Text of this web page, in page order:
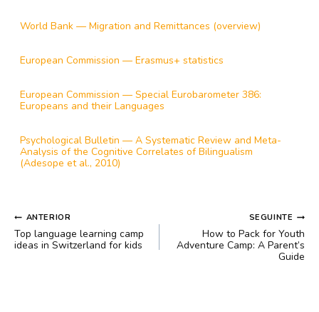
World Bank — Migration and Remittances (overview)
European Commission — Erasmus+ statistics
European Commission — Special Eurobarometer 386:
Europeans and their Languages
Psychological Bulletin — A Systematic Review and Meta-
Analysis of the Cognitive Correlates of Bilingualism
(Adesope et al., 2010)
NAVEGAÇÃO
DE
POST
ANTERIOR
Top language learning camp
ideas in Switzerland for kids
SEGUINTE
How to Pack for Youth
Adventure Camp: A Parent’s
Guide